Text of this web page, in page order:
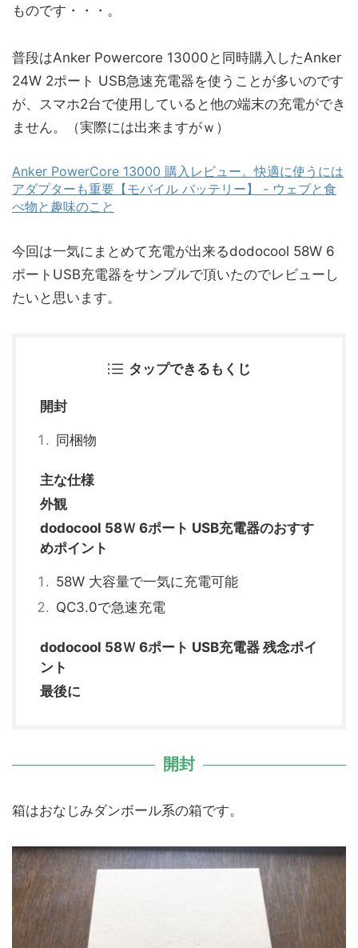
ものです・・・。
普段はAnker Powercore 13000と同時購入したAnker
24W 2ポート USB急速充電器を使うことが多いのです
が、スマホ2台で使用していると他の端末の充電ができ
ません。（実際には出来ますがｗ）
Anker PowerCore 13000 購入レビュー。快適に使うには
アダプターも重要【モバイル バッテリー】 - ウェブと食
べ物と趣味のこと
今回は一気にまとめて充電が出来るdodocool 58W 6
ポートUSB充電器をサンプルで頂いたのでレビューし
たいと思います。
タップできるもくじ
開封
同梱物
主な仕様
外観
dodocool 58Ｗ 6ポート USB充電器のおすす
めポイント
58W 大容量で一気に充電可能
QC3.0で急速充電
dodocool 58Ｗ 6ポート USB充電器 残念ポイ
ント
最後に
開封
箱はおなじみダンボール系の箱です。